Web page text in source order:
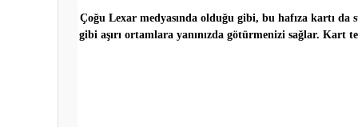
Çoğu Lexar medyasında olduğu gibi, bu hafıza kartı da
gibi aşırı ortamlara yanınızda götürmenizi sağlar. Kart